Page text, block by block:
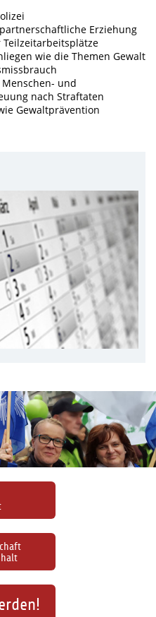
Erziehung
wie die Themen Gewalt
und
nach Straftaten
Gewaltprävention